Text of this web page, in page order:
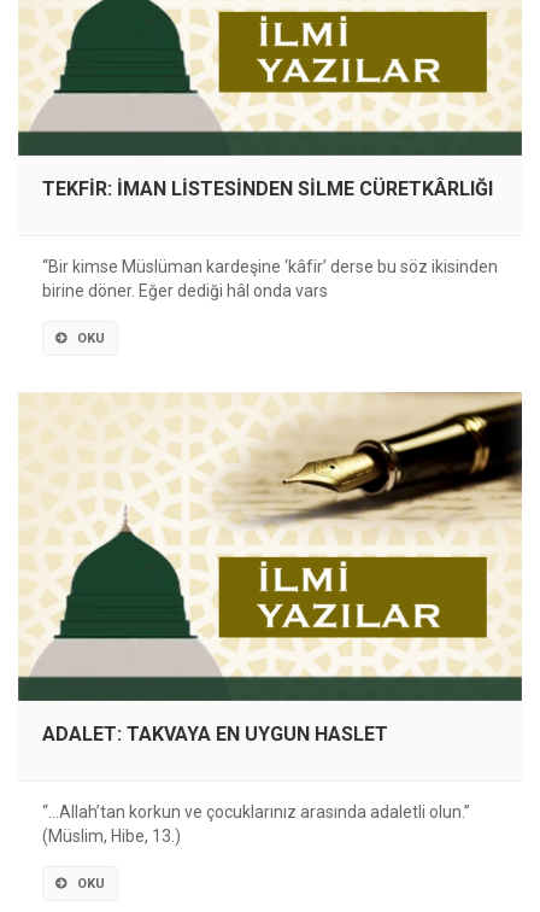
TEKFİR: İMAN LİSTESİNDEN SİLME CÜRETKÂRLIĞI
“Bir kimse Müslüman kardeşine ‘kâfir’ derse bu söz ikisinden
birine döner. Eğer dediği hâl onda vars
OKU
ADALET: TAKVAYA EN UYGUN HASLET
“…Allah’tan korkun ve çocuklarınız arasında adaletli olun.”
(Müslim, Hibe, 13.)
OKU